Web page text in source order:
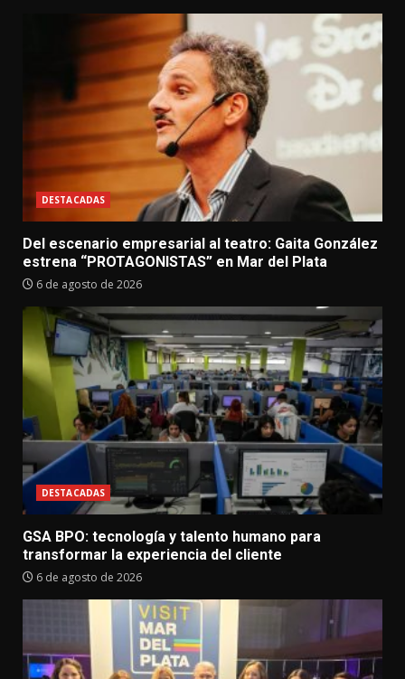
DESTACADAS
Del escenario empresarial al teatro: Gaita González
estrena “PROTAGONISTAS” en Mar del Plata
6 de agosto de 2026
DESTACADAS
GSA BPO: tecnología y talento humano para
transformar la experiencia del cliente
6 de agosto de 2026